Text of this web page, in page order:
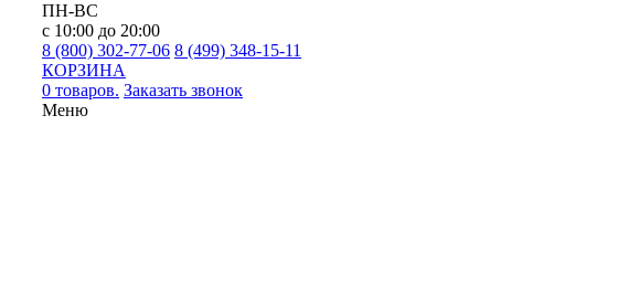
ПН-ВС
с 10:00 до 20:00
8 (800) 302-77-06 8 (499) 348-15-11
КОРЗИНА
0 товаров. Заказать звонок
Меню